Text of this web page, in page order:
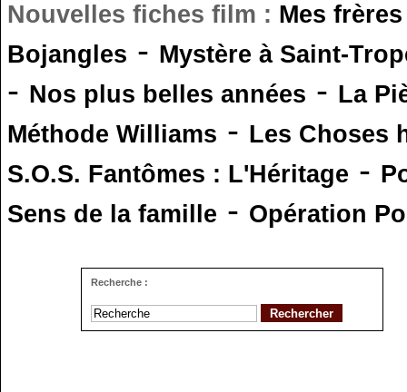
Nouvelles fiches film : Mes
Bojangles - Mystère à Saint-
- Nos plus belles années - La
Méthode Williams - Les Choses
S.O.S. Fantômes : L'Héritage -
Sens de la famille - Opération
Recherche :